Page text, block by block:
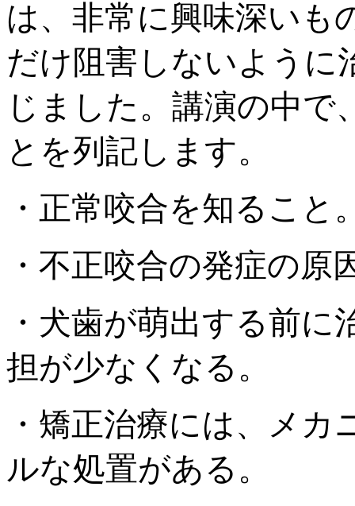
は、非常に興味深いも
だけ阻害しないように
じました。講演の中で
とを列記します。
・正常咬合を知ること
・不正咬合の発症の原
・犬歯が萌出する前
担が少なくなる。
・矯正治療には、メ
ルな処置がある。